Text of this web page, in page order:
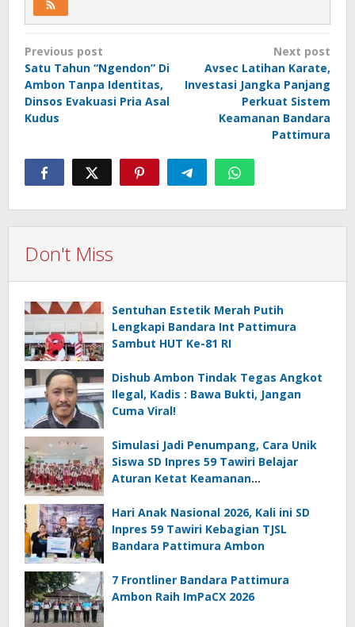
Post
navigation
Previous post
Satu Tahun “Ngendon” Di
Ambon Tanpa Identitas,
Dinsos Evakuasi Pria Asal
Kudus
Next post
Avsec Latihan Karate,
Investasi Jangka Panjang
Perkuat Sistem
Keamanan Bandara
Pattimura
Don't Miss
Sentuhan Estetik Merah Putih
Lengkapi Bandara Int Pattimura
Sambut HUT Ke-81 RI
Dishub Ambon Tindak Tegas Angkot
Ilegal, Kadis : Bawa Bukti, Jangan
Cuma Viral!
Simulasi Jadi Penumpang, Cara Unik
Siswa SD Inpres 59 Tawiri Belajar
Aturan Ketat Keamanan
Hari Anak Nasional 2026, Kali ini SD
Inpres 59 Tawiri Kebagian TJSL
Bandara Pattimura Ambon
7 Frontliner Bandara Pattimura
Ambon Raih ImPaCX 2026